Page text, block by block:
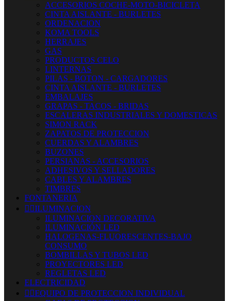
ACCESORIOS COCHE-MOTO-BICICLETA
CINTA AISLANTE - BURLETES
ORDENACION
KOMA TOOLS
HERRAJES
GAS
PRODUCTOS CELO
LINTERNAS
PILAS - BOTON - CARGADORES
CINTA AISLANTE - BURLETES
EMBALAJES
GRAPAS - TACOS - BRIDAS
ESCALERAS INDUSTRIALES Y DOMESTICAS
SIMON RACK
ZAPATOS DE PROTECCION
CUERDAS Y ALAMBRES
BUZONES
PERSIANAS - ACCESORIOS
ADHESIVOS Y SELLADORES
CABLES Y ALAMBRES
TIMBRES
FONTANERIA
 ILUMINACION
ILUMINACION DECORATIVA
ILUMINACIÓN LED
HALOGENAS-FLUORESCENTES-BAJO
CONSUMO
BOMBILLAS Y TUBOS LED
PROYECTORES LED
REGLETAS LED
ELECTRICIDAD
 EQUIPO DE PROTECCION INDIVIDUAL